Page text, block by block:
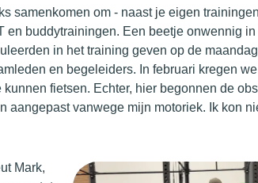
samenkomen om - naast je eigen
en buddytrainingen. Een beetje onwennig
in het training geven op de
en begeleiders. In februari kregen
fietsen. Echter, hier begonnen de
aangepast vanwege mijn motoriek. Ik kon
Mark,